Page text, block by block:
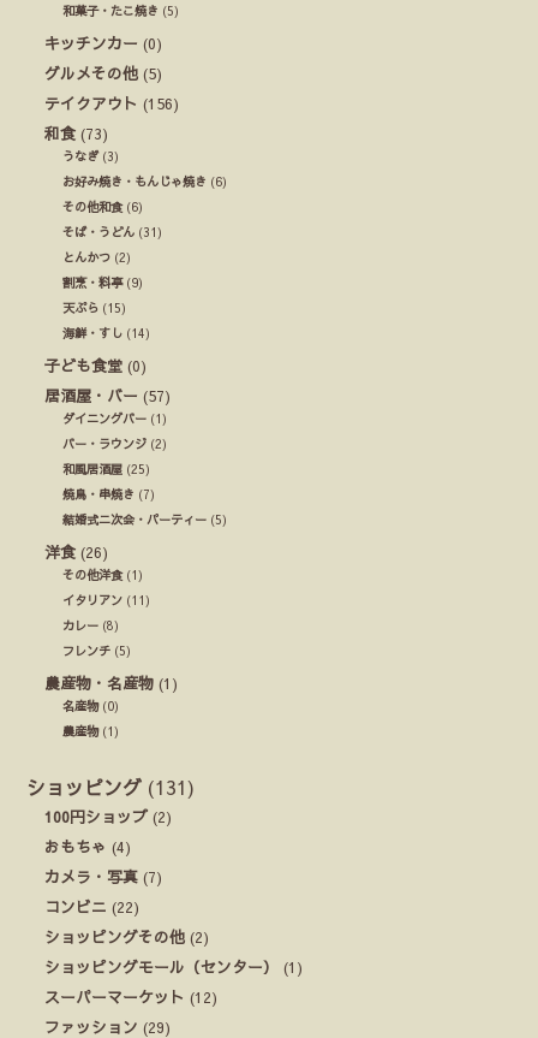
和菓子・たこ焼き (5)
キッチンカー (0)
グルメその他 (5)
テイクアウト (156)
和食 (73)
うなぎ(3)
お好み焼き・もんじゃ焼き (6)
その他和食(6)
そば・うどん (31)
とんかつ (2)
割烹・料亭(9)
天ぷら (15)
海鮮・すし (14)
子ども食堂 (0)
居酒屋・バー (57)
ダイニングバー (1)
バー・ラウンジ (2)
和風居酒屋 (25)
焼鳥・串焼き (7)
結婚式ニ次会・パーティー (5)
洋食 (26)
その他洋食(1)
イタリアン (11)
カレー (8)
フレンチ (5)
農産物・名産物 (1)
名産物(0)
農産物(1)
ショッピング (131)
100円ショップ (2)
おもちゃ (4)
カメラ・写真 (7)
コンビニ (22)
ショッピングその他 (2)
ショッピングモール（センター）
(1)
スーパーマーケット (12)
ファッション (29)